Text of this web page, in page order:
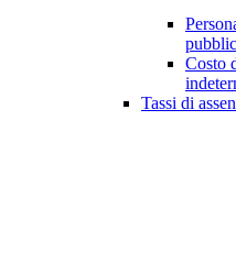
Costo
Tassi di